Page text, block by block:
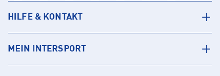
HILFE & KONTAKT
MEIN INTERSPORT